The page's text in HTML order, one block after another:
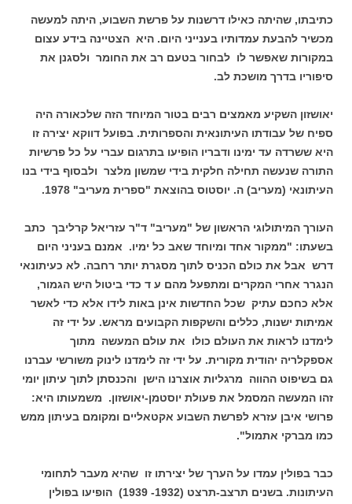
כתיבתו, שהיתה כאילו דרשנות על פרשת השבוע, היתה למעשה
מכשיר להבעת עמדותיו בענייני היום. היא הצטיינה בידע עצום
במקורות שאפשר לו לבחור בטעם רב את החומר ולסגנן את
סיפוריו בדרך מושכת לב.
יאושזון השקיע מאמצים רבים בטור המיוחד הזה שלכאורה היה
ספיח של עבודתו העיתונאית והספרותית. בפועל דווקא יצירה זו
היא ששרדה עד ימינו ודבריו הופיעו בתרגום עברי על כל פרשיות
התורה שנעשה תחילה חלקית בידי שמשון מלצר ולבסוף בידי בנו
העיתונאי (מעריב) ה. יוסטוס בהוצאת "ספרית מעריב" 1978.
העורך המיתולוגי הראשון של "מעריב" ד"ר עזריאל קרליבך כתב
בשעתו: "ממקור אחד ומיוחד שאב כל ימיו. אמנם בעניני היום
דרש אבל את כולם הכניס לתוך מסגרת יותר רחבה. לא כעיתונאי
הנגרר אחרי המקרים ומתפעל מהם ע ד כדי ביטול היש הגמור,
אלא כחכם עתיק שכל החדשות אינן באות לידו אלא כדי לאשר
אמיתות ישנות, כללים והשקפות הקבועים מראש. על ידי זה
לימדנו לראות את העולם כולו את עולם המעשה מתוך
אספקלריה יהודית מקורית. על ידי זה לימדנו לינוק משורשי עברנו
גם בשיפוט ההווה מרגליות אוצרנו הישן והכנסתן לתוך עיתון יומי
זהו המעשה המסמל את פעולת יוסטמן-יאושזון. משמעותו היא:
פרושי איבן עזרא לפרשת השבוע אקטאליים ומקומם בעיתון ממש
כמו מברקי אתמול".
כבר בפולין עמדו על הערך של יצירתו זו שהיא מעבר לתחומי
העיתונות. בשנים תרצב-תרצט (1932- 1939) הופיעו בפולין